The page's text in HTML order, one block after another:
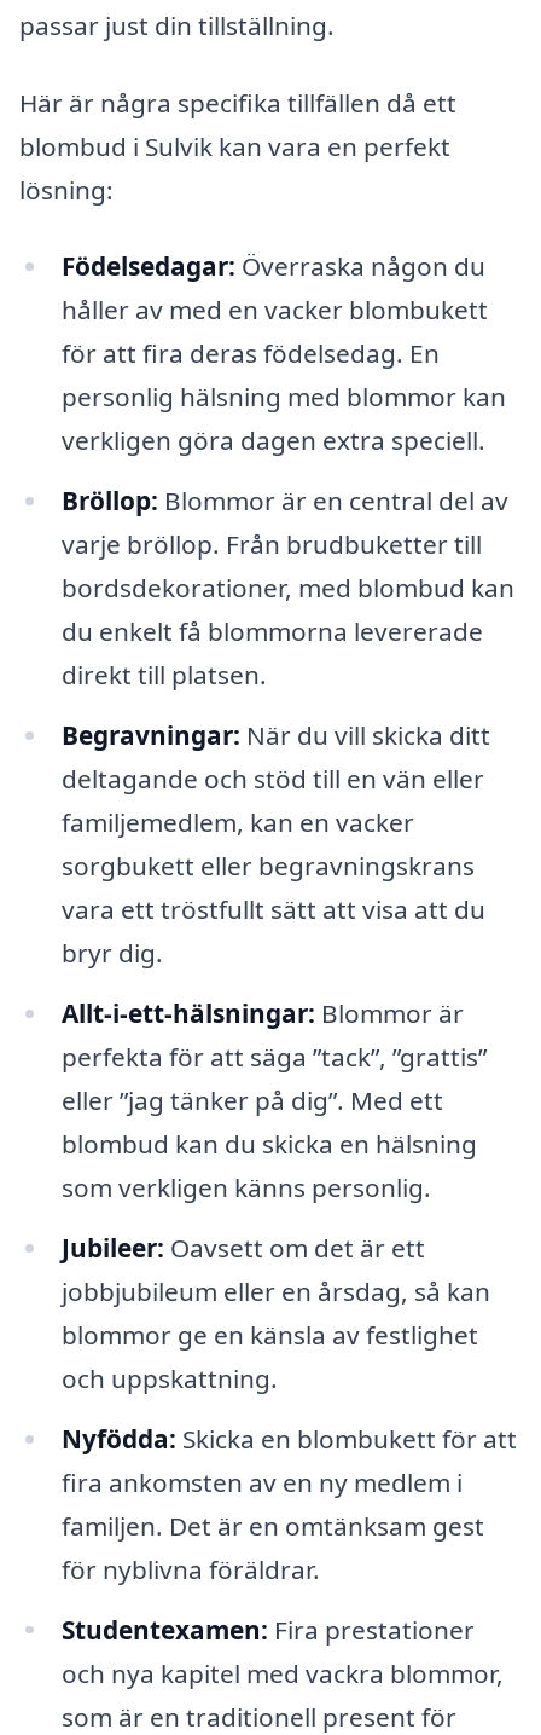
passar just din tillställning.
Här är några specifika tillfällen då ett
blombud i Sulvik kan vara en perfekt
lösning:
Födelsedagar: Överraska någon du
håller av med en vacker blombukett
för att fira deras födelsedag. En
personlig hälsning med blommor kan
verkligen göra dagen extra speciell.
Bröllop: Blommor är en central del av
varje bröllop. Från brudbuketter till
bordsdekorationer, med blombud kan
du enkelt få blommorna levererade
direkt till platsen.
Begravningar: När du vill skicka ditt
deltagande och stöd till en vän eller
familjemedlem, kan en vacker
sorgbukett eller begravningskrans
vara ett tröstfullt sätt att visa att du
bryr dig.
Allt-i-ett-hälsningar: Blommor är
perfekta för att säga ”tack”, ”grattis”
eller ”jag tänker på dig”. Med ett
blombud kan du skicka en hälsning
som verkligen känns personlig.
Jubileer: Oavsett om det är ett
jobbjubileum eller en årsdag, så kan
blommor ge en känsla av festlighet
och uppskattning.
Nyfödda: Skicka en blombukett för att
fira ankomsten av en ny medlem i
familjen. Det är en omtänksam gest
för nyblivna föräldrar.
Studentexamen: Fira prestationer
och nya kapitel med vackra blommor,
som är en traditionell present för